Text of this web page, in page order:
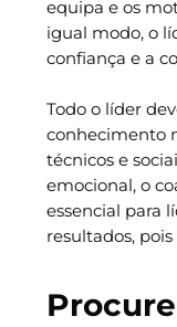
equipa e os
igual modo, o
confiança e a
Todo o líder
conhecimento
técnicos e
emocional, o
essencial para
resultados,